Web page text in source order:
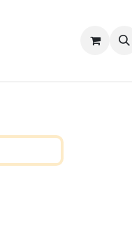
Help